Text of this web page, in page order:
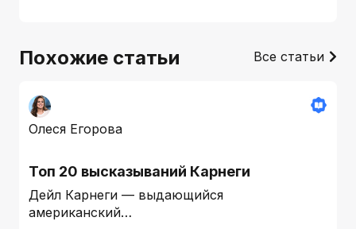
Похожие статьи Все статьи
Олеся Егорова
Топ 20 высказываний Карнеги
Дейл Карнеги — выдающийся
американский…